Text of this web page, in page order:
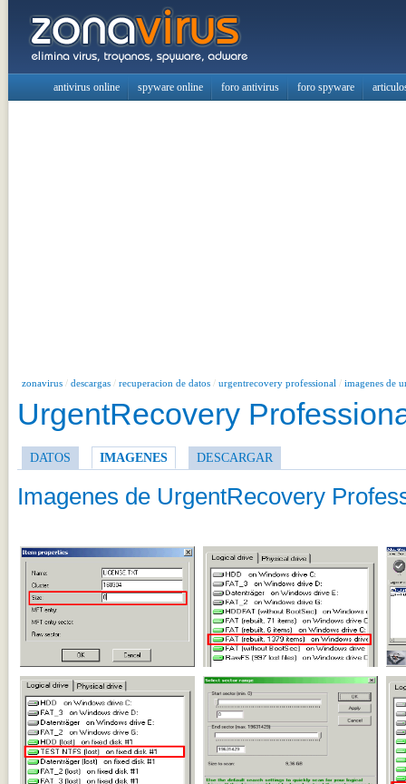
antivirus online spyware online foro antivirus foro spyware
zonavirus / descargas / recuperacion de datos / urgentrecovery professional / imagenes de
UrgentRecovery
DATOS IMAGENES DESCARGAR
Imagenes de UrgentRecovery